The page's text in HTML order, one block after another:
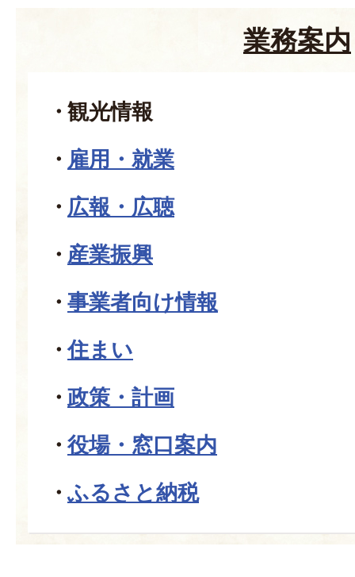
業務案内
観光情報
雇用・就業
広報・広聴
産業振興
事業者向け情報
住まい
政策・計画
役場・窓口案内
ふるさと納税